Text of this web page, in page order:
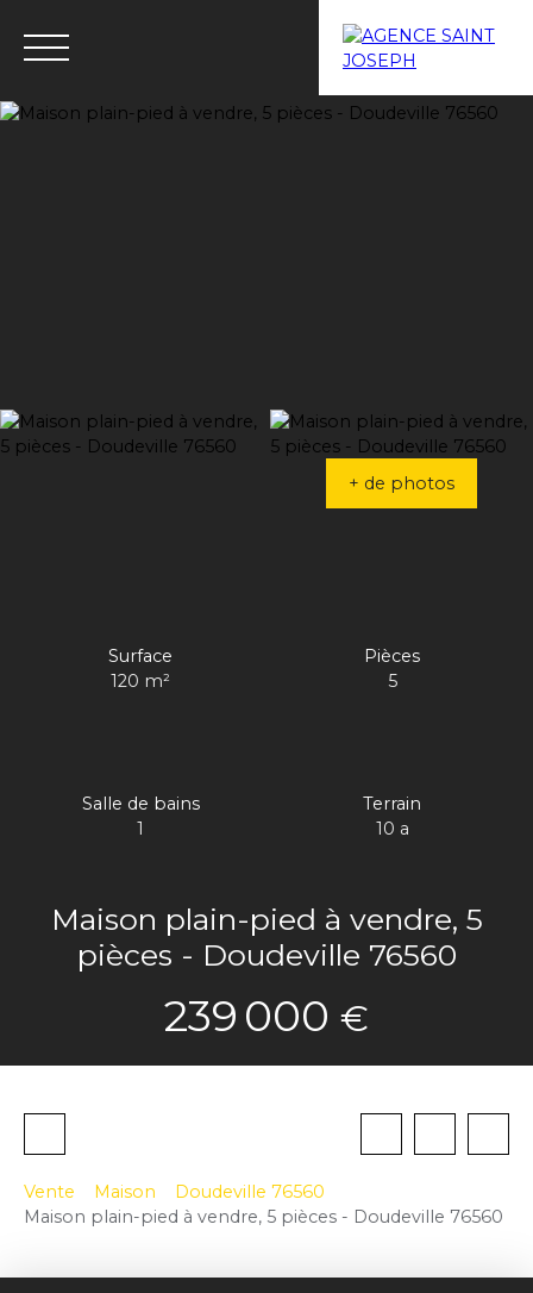
+ de photos
Surface
120 m²
Pièces
5
Salle de bains
1
Terrain
10 a
Maison plain-pied à vendre, 5
pièces - Doudeville 76560
239 000 €
Vente Maison
Doudeville 76560
Maison plain-pied à vendre, 5 pièces - Doudeville 76560